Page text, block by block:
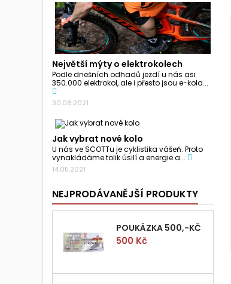
Největší mýty o elektrokolech
Podle dnešních odhadů jezdí u nás asi
350.000 elektrokol, ale i přesto jsou e-kola...
30.06.2021
Jak vybrat nové kolo
U nás ve SCOTTu je cyklistika vášeň. Proto
vynakládáme tolik úsilí a energie a...
14.05.2021
NEJPRODÁVANĚJŠÍ PRODUKTY
POUKÁZKA 500,-KČ
Cena
500 Kč